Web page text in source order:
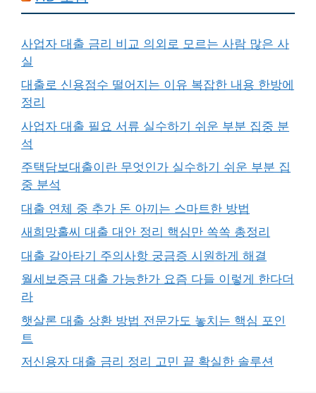
사업자 대출 금리 비교 의외로 모르는 사람 많은 사
실
대출로 신용점수 떨어지는 이유 복잡한 내용 한방에
정리
사업자 대출 필요 서류 실수하기 쉬운 부분 집중 분
석
주택담보대출이란 무엇인가 실수하기 쉬운 부분 집
중 분석
대출 연체 중 추가 돈 아끼는 스마트한 방법
새희망홀씨 대출 대안 정리 핵심만 쏙쏙 총정리
대출 갈아타기 주의사항 궁금증 시원하게 해결
월세보증금 대출 가능한가 요즘 다들 이렇게 한다더
라
햇살론 대출 상환 방법 전문가도 놓치는 핵심 포인
트
저신용자 대출 금리 정리 고민 끝 확실한 솔루션